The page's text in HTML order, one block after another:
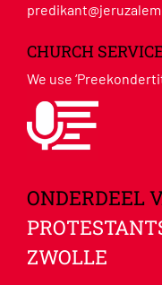
CHURCH
We use
ONDERDEEL
ZWOLLE